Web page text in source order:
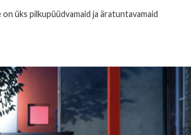
üks pilkupüüdvamaid ja äratuntavamaid